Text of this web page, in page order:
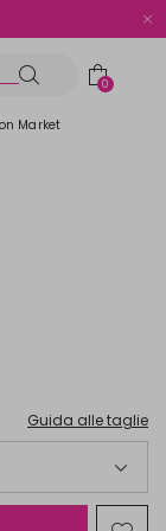
0
Guida alle taglie